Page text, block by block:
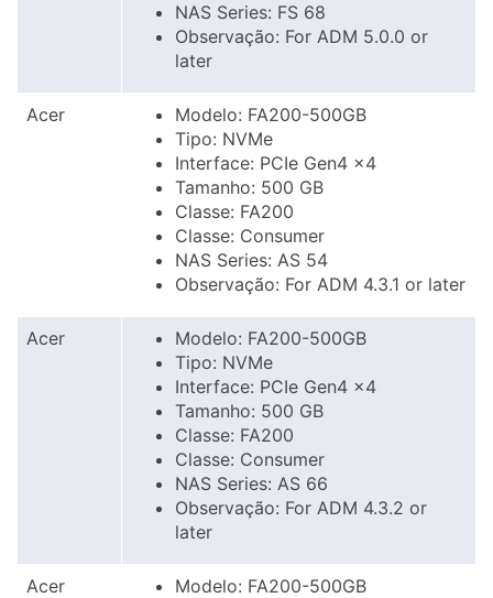
NAS Series: FS 68
Observação: For ADM 5.0.0 or
later
Acer
Modelo: FA200-500GB
Tipo: NVMe
Interface: PCIe Gen4 x4
Tamanho: 500 GB
Classe: FA200
Classe: Consumer
NAS Series: AS 54
Observação: For ADM 4.3.1 or later
Acer
Modelo: FA200-500GB
Tipo: NVMe
Interface: PCIe Gen4 x4
Tamanho: 500 GB
Classe: FA200
Classe: Consumer
NAS Series: AS 66
Observação: For ADM 4.3.2 or
later
Acer
Modelo: FA200-500GB